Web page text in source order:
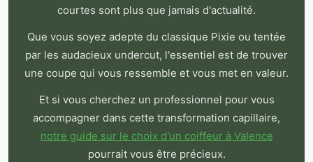
courtes sont plus que jamais d'actualité.
Que vous soyez adepte du classique Pixie ou tentée
par les audacieux undercut, l'essentiel est de trouver
une coupe qui vous ressemble et vous met en valeur.
Et si vous cherchez un professionnel pour vous
accompagner dans cette transformation capillaire,
notre guide sur le choix d'un coiffeur à Valence
pourrait vous être précieux.